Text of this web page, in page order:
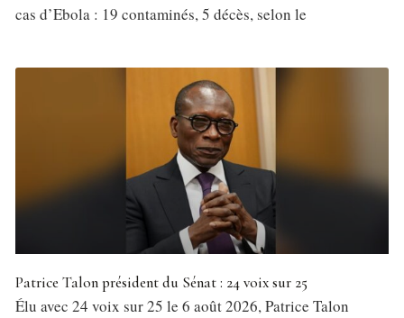
cas d’Ebola : 19 contaminés, 5 décès, selon le
Patrice Talon président du Sénat : 24 voix sur 25
Élu avec 24 voix sur 25 le 6 août 2026, Patrice Talon